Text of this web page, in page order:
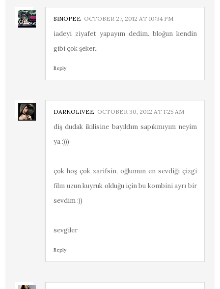
SINOPEE OCTOBER 27, 2012 AT 10:34 PM
iadeyi ziyafet yapayım dedim. bloğun kendin
gibi çok şeker..
Reply
DARKOLIVEE OCTOBER 30, 2012 AT 1:25 AM
diş dudak ikilisine bayıldım sapıkmıyım neyim
ya :)))
çok hoş çok zarifsin, oğlumun en sevdiği çizgi
film uzun kuyruk olduğu için bu kombini ayrı bir
sevdim :))
sevgiler
Reply